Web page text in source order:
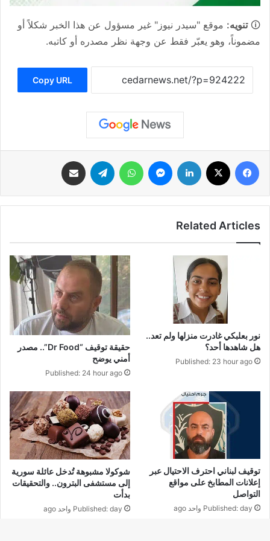
🛈تنويه: موقع "سيدر نيوز" غير مسؤول عن هذا الخبر شكلاً أو
مضموناً، وهو يعبّر فقط عن وجهة نظر مصدره أو كاتبه.
Copy URL
فيسبوك لينكدإن ماسنجر واتساب تيلقرام
Related Articles
نور بعلبكي غادرت منزلها ولم تعد..
هل شاهدها أحد؟
Published: 23 hour ago
حقيقة توقيف “Dr Food”.. مصدر
أمني يوضح
Published: 24 hour ago
توقيف لبناني احترف الاحتيال عبر
إعلانات المطابخ على مواقع
التواصل
Published: day واحد ago
شوكولا مشبوهة تُدخل عائلة سورية
إلى مستشفى البترون.. والتحقيقات
بدأت
Published: day واحد ago